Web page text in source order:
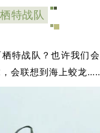
特战队
特战队？也许我们
会联想到海上蛟龙